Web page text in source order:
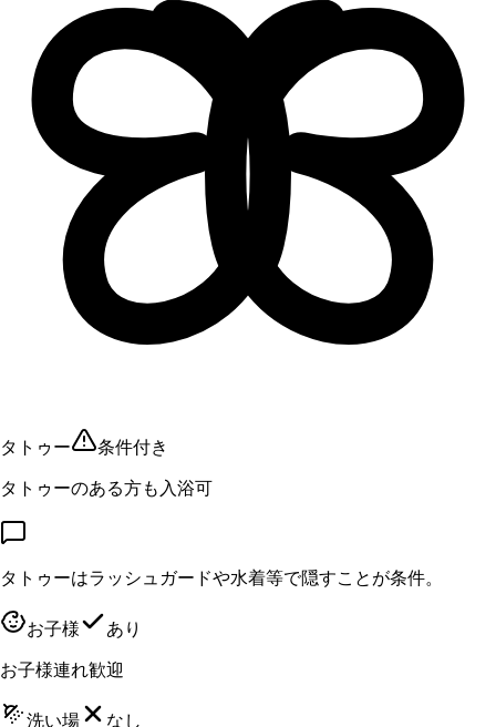
タトゥー 条件付き
タトゥーのある方も入浴可
タトゥーはラッシュガードや水着等で隠すことが条件。
お子様 あり
お子様連れ歓迎
洗い場 なし